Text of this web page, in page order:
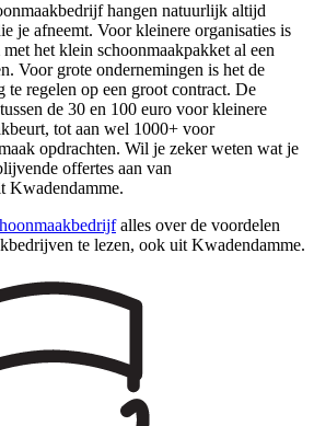
hangen natuurlijk altijd
je afneemt. Voor kleinere organisaties is
het klein schoonmaakpakket al een
Voor grote ondernemingen is het de
te regelen op een groot contract. De
de 30 en 100 euro voor kleinere
tot aan wel 1000+ voor
opdrachten. Wil je zeker weten wat je
offertes aan van
Kwadendamme.
alles over de voordelen
te lezen, ook uit Kwadendamme.